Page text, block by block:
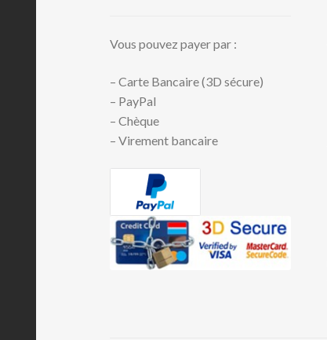
Vous pouvez payer par :
– Carte Bancaire (3D sécure)
– PayPal
– Chèque
– Virement bancaire